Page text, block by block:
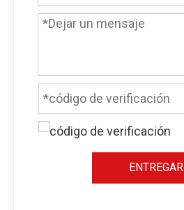
ENTREGAR